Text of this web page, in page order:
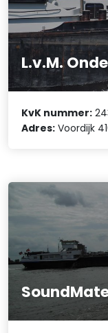
L.v.M.
KvK nummer:
Adres: Voordijk